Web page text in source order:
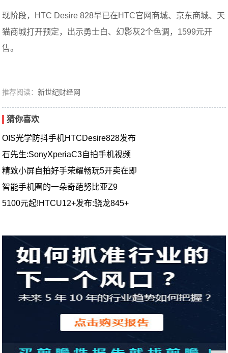
现阶段，HTC Desire 828早已在HTC官网商城、京东商城、天
猫商城打开预定，出示勇士白、幻影灰2个色调，1599元开
售。
推荐阅读：新世纪财经网
猜你喜欢
OIS光学防抖手机HTCDesire828发布
石先生:SonyXperiaC3自拍手机视频
精致小屏自拍好手荣耀畅玩5开卖在即
智能手机圈的一朵奇葩努比亚Z9
5100元起!HTCU12+发布:骁龙845+